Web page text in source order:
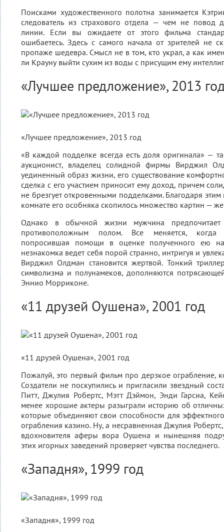
Поисками художественного полотна занимается
следователь из страхового отдела — чем не повод
линии. Если вы ожидаете от этого фильма
ошибаетесь. Здесь с самого начала от зрителей не
пропаже шедевра. Смысл не в том, кто украл, а как
ли Крауну выйти сухим из воды с присущим ему
«Лучшее предложение», 2013
«Лучшее предложение», 2013 год
«В каждой подделке всегда есть доля оригинала» —
аукционист, владелец солидной фирмы Вирджил
уединенный образ жизни, его существование
сделка с его участием приносит ему доход, причем
не брезгует откровенными подделками. Благодаря
комнате его особняка скопилось множество картин —
Однако в обычной жизни мужчина предпочитает
противоположным полом. Все меняется, когда
попросившая помощи в оценке полученного ею
незнакомка ведет себя порой странно, интригуя и
Вирджил Олдман становится жертвой. Тонкий
символизма и полунамеков, дополняются
Эннио Морриконе.
«11 друзей Оушена», 2001 год
«11 друзей Оушена», 2001 год
Пожалуй, это первый фильм про дерзкое ограбление,
Создатели не поскупились и пригласили звездный
Питт, Джулия Робертс, Мэтт Дэймон, Энди Гарсиа,
менее хорошие актеры разыграли историю об
которые объединяют свои способности для
ограбления казино. Ну, а несравненная Джулия
вдохновителя аферы вора Оушена и нынешняя
этих игорных заведений проверяет чувства последнего.
«Западня», 1999 год
«Западня», 1999 год